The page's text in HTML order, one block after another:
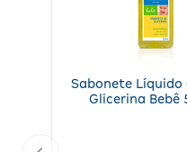
Sabonete Líquido
Glicerina Bebê